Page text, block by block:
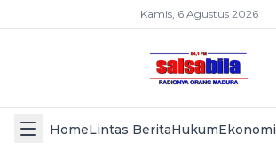
Kamis, 6 Agustus 2026
HomeLintas BeritaHukumEkonomi